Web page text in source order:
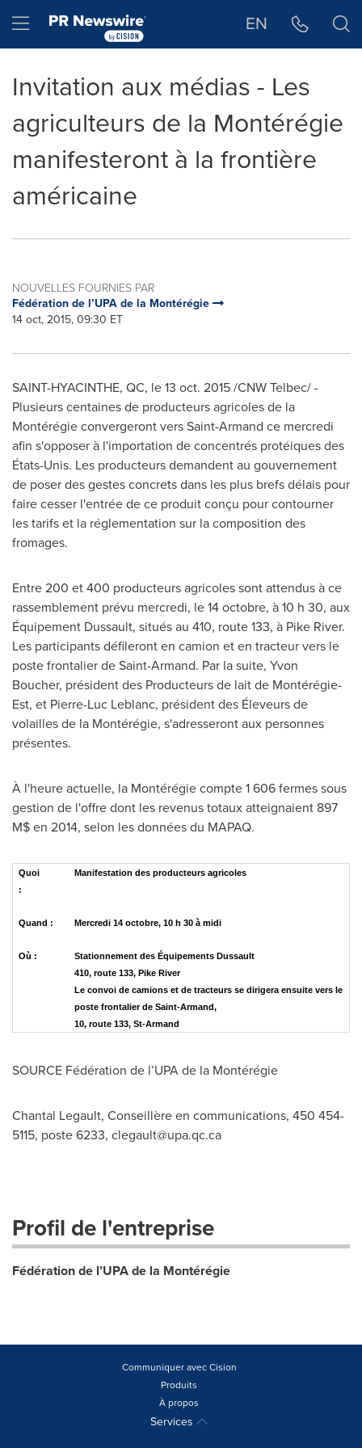
Hamburger menu EN
Invitation aux médias - Les
agriculteurs de la Montérégie
manifesteront à la frontière
américaine
NOUVELLES FOURNIES PAR
Fédération de l’UPA de la Montérégie
14 oct, 2015, 09:30 ET
SAINT-HYACINTHE, QC, le13 oct. 2015/CNW Telbec/ -
Plusieurs centaines de producteurs agricoles de la
Montérégie convergeront versSaint-Armand ce mercredi
afin s'opposer à l'importation de concentrés protéiques des
États-Unis. Les producteurs demandent au gouvernement
de poser des gestes concrets dans les plus brefs délais pour
faire cesser l'entrée de ce produit conçu pour contourner
les tarifs et la réglementation sur la composition des
fromages.
Entre200 et400 producteurs agricoles sont attendus à ce
rassemblement prévu mercredi, le 14 octobre, à 10 h 30, aux
Équipement Dussault, situés au 410, route 133, à Pike River.
Les participants défileront en camion et en tracteur vers le
poste frontalier deSaint-Armand. Par la suite, Yvon
Boucher, président des Producteurs de lait de Montérégie-
Est, et Pierre-Luc Leblanc, président des Éleveurs de
volailles de la Montérégie, s'adresseront aux personnes
présentes.
À l'heure actuelle, la Montérégie compte 1 606 fermes sous
gestion de l'offre dont les revenus totaux atteignaient 897
M$ en 2014, selon les données du MAPAQ.
Quoi
:
Manifestation des producteurs agricoles
Quand : Mercredi 14 octobre, 10 h 30 à midi
Où :
Stationnement des Équipements Dussault
410, route 133, Pike River
Le convoi de camions et de tracteurs se dirigera ensuite vers le
poste frontalier de Saint-Armand,
10, route 133, St-Armand
SOURCE Fédération de l’UPA de la Montérégie
Chantal Legault, Conseillère en communications, 450 454-
5115, poste 6233, clegault@upa.qc.ca
Profil de l'entreprise
Fédération de l’UPA de la Montérégie
Communiquer avec Cision
Produits
À propos
Services